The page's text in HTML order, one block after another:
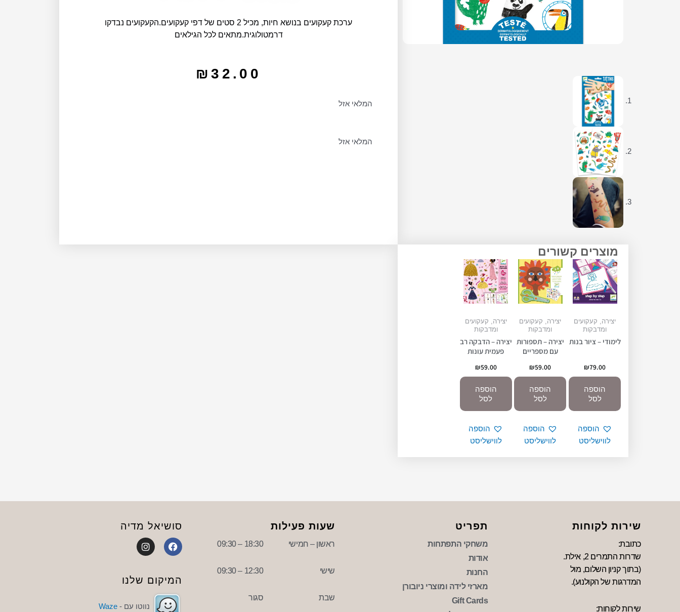
ערכת קעקועים בנושא חיות, מכיל 2 סטים של דפי קעקועים.הקעקועים נבדקו
דרמטולוגית.מתאים לכל הגילאים
₪32.00
המלאי אזל
המלאי אזל
מוצרים קשורים
יצירה, קעקועים
ומדבקות
לימודי – ציור בנות
₪79.00
הוספה
לסל
הוספה
לווישליסט
יצירה, קעקועים
ומדבקות
יצירה – תספורות
עם מספריים
₪59.00
הוספה
לסל
הוספה
לווישליסט
יצירה, קעקועים
ומדבקות
יצירה – הדבקה רב
פעמית עונות
₪59.00
הוספה
לסל
הוספה
לווישליסט
שירות לקוחות
כתובת:
שדרות התמרים 2, אילת.
(בתוך קניון השלום, מול
המדרגות של הקולנוע).
שירות לקוחות:
תפריט
משחקי התפתחות
אודות
החנות
מארזי לידה ומוצרי ניובורן
Gift Cards
שעות פעילות
ראשון – חמישי
שישי
שבת
18:30 – 09:30
12:30 – 09:30
סגור
סושיאל מדיה
F
a
b
o
o
k
I
n
a
a
המיקום שלנו
נווטו עם -Waze